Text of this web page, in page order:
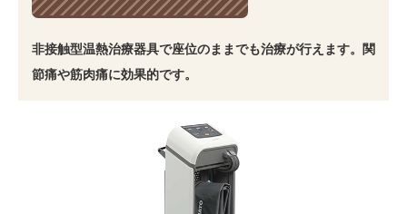
非接触型温熱治療器具で座位のままでも治療が行えます。関
節痛や筋肉痛に効果的です。